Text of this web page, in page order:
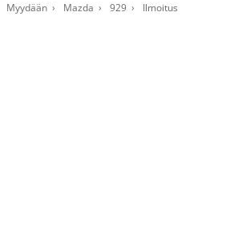
Myydään Mazda 929 Ilmoitus